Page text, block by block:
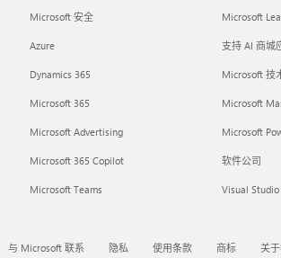
Microsoft 安全
Azure
Dynamics 365
Microsoft 365
Microsoft Advertising
Microsoft 365 Copilot
Microsoft Teams
Microsoft
支持 AI 商城
Microsoft 技
Microsoft
Microsoft
软件公司
Visual Studio
与 Microsoft 联系 隐私 使用条款 商标 关